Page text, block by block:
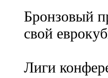
Бронзовый
свой
Лиги